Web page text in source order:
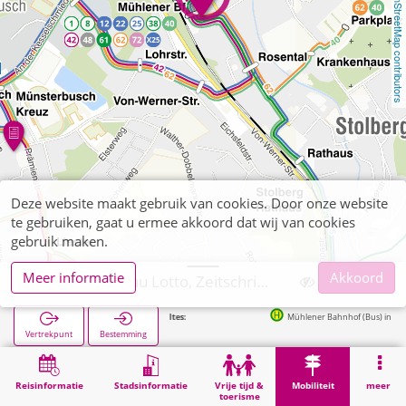
OpenStreetMap contributors
Reisinformatie Stadsinformatie
Vrije tijd &
toerisme
Mobiliteit meer
Vertrekpunt Bestemming
Volgende haltes: Mühlener Bahnhof (Bus) in 70m
Mobiliteit Verkoop van tickets Stolberg, Intrau Lotto, Zeitschriften
Deze website maakt gebruik van cookies. Door onze website
te gebruiken, gaat u ermee akkoord dat wij van cookies
gebruik maken.
Meer informatie
Akkoord